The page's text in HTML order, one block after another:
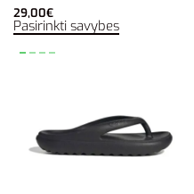
29,00€
Pasirinkti savybes